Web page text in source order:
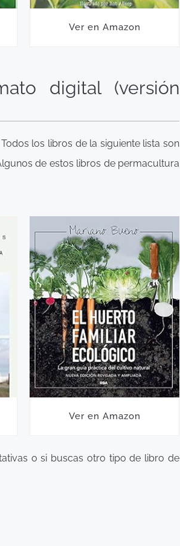
Ver en Amazon
digital (versión
los libros de la siguiente lista son
de estos libros de permacultura
Ver en Amazon
o si buscas otro tipo de libro de